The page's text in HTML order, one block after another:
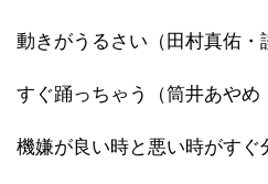
動きがうるさい（田村真佑・
すぐ踊っちゃう（筒井あやめ
機嫌が良い時と悪い時がすぐ